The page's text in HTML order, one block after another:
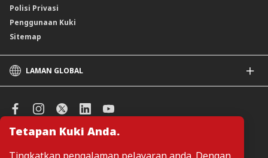
Tetapan Kuki Anda.
Polisi Privasi
Penggunaan Kuki
Sitemap
LAMAN GLOBAL
CIMB Islamic
CIMB Bank (SG)
CIMB Bank (KH)